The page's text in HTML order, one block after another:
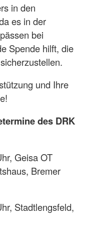
in den
es in der
bei
Spende hilft, die
und Ihre
des DRK
Geisa OT
Bremer
Stadtlengsfeld,